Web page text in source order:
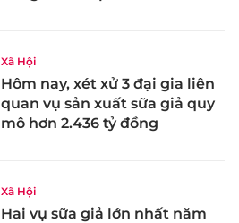
Xã Hội
Hôm nay, xét xử 3 đại gia liên
quan vụ sản xuất sữa giả quy
mô hơn 2.436 tỷ đồng
Xã Hội
Hai vụ sữa giả lớn nhất năm